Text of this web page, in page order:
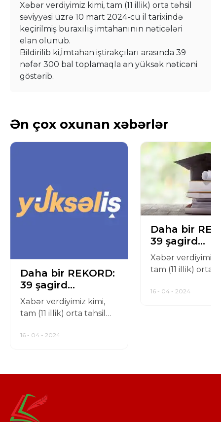
Xəbər verdiyimiz kimi, tam (11 illik) orta təhsil
səviyyəsi üzrə 10 mart 2024-cü il tarixində
keçirilmiş buraxılış imtahanının nəticələri
elan olunub.
Bildirilib ki,İmtahan iştirakçıları arasında 39
nəfər 300 bal toplamaqla ən yüksək nəticəni
göstərib.
Ən çox oxunan xəbərlər
Daha bir REKORD:
39 şagird
maksimum nəticə
topladı
Xəbər verdiyimiz kimi,
tam (11 illik) orta təhsil
16 - 04 - 2024
Daha bir
39 şagird
maksimum
topladı
Xəbər verdiyimiz
tam (11 illik) orta
16 - 04 - 2024